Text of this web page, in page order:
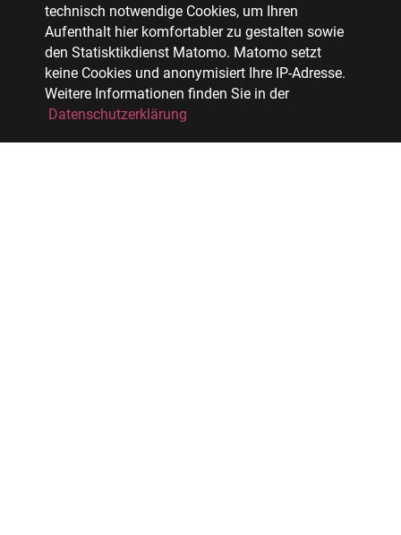
technisch notwendige Cookies, um Ihren
Aufenthalt hier komfortabler zu gestalten sowie
den Statisktikdienst Matomo. Matomo setzt
keine Cookies und anonymisiert Ihre IP-Adresse.
Weitere Informationen finden Sie in der
Datenschutzerklärung